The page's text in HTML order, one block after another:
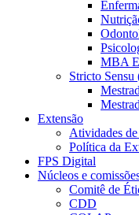
MBA
Stricto Sensu
Extensão
Atividades
Política da
FPS Digital
Núcleos e
Comitê de
CDD